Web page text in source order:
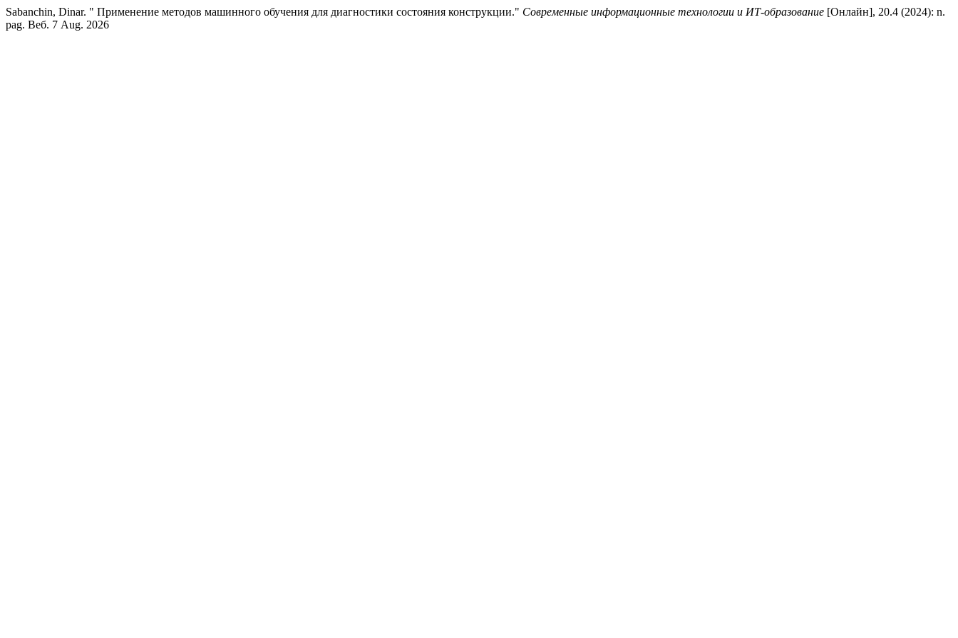
Sabanchin, Dinar. " Применение методов машинного обучения для диагностики состояния конструкции." Современные информационные технологии и ИТ-образование [Онлайн], 20.4 (2024): n.
pag. Веб. 7 Aug. 2026